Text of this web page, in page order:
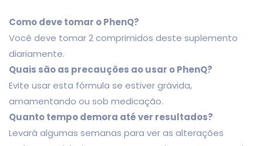
Como deve tomar o PhenQ?
Você deve tomar 2 comprimidos deste suplemento
diariamente.
Quais são as precauções ao usar o PhenQ?
Evite usar esta fórmula se estiver grávida,
amamentando ou sob medicação.
Quanto tempo demora até ver resultados?
Levará algumas semanas para ver as alterações